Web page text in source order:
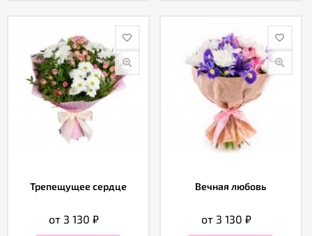
Трепещущее сердце
от 3 130₽
Вечная любовь
от 3 130₽